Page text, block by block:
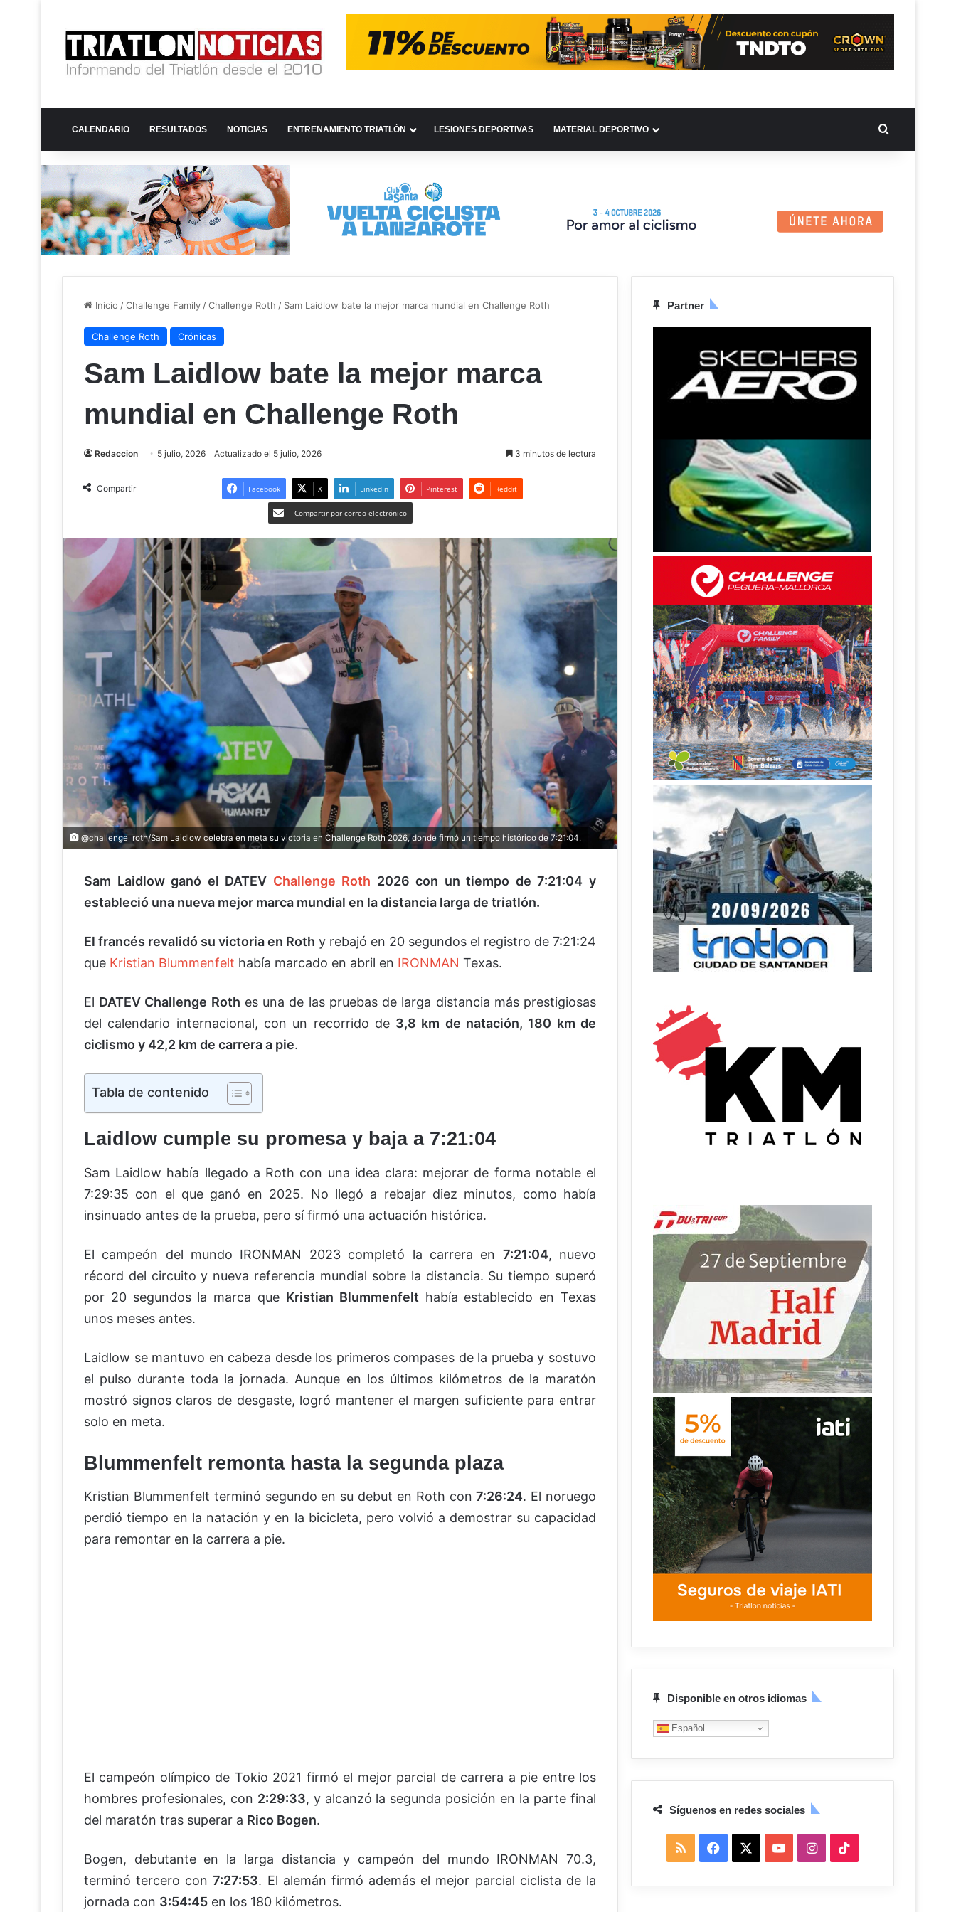
CALENDARIO RESULTADOS NOTICIAS ENTRENAMIENTO TRIATLÓN LESIONES DEPORTIVAS MATERIAL DEPORTIVO BUSCAR
Inicio /Challenge Family /Challenge Roth / Sam Laidlow bate la mejor marca mundial en Challenge Roth
Challenge Roth Crónicas
Sam Laidlow bate la mejor marca
mundial en Challenge Roth
Redaccion 5 julio, 2026 Actualizado el 5 julio, 2026 3 minutos de lectura
Compartir Facebook X LinkedIn Pinterest Reddit
Compartir por correo electrónico
@challenge_roth/Sam Laidlow celebra en meta su victoria en Challenge Roth 2026, donde firmó un tiempo histórico de 7:21:04.
Sam Laidlow ganó el DATEV Challenge Roth 2026 con un tiempo de 7:21:04 y
estableció una nueva mejor marca mundial en la distancia larga de triatlón.
El francés revalidó su victoria en Roth y rebajó en 20 segundos el registro de 7:21:24
que Kristian Blummenfelt había marcado en abril en IRONMAN Texas.
El DATEV Challenge Roth es una de las pruebas de larga distancia más prestigiosas
del calendario internacional, con un recorrido de 3,8 km de natación, 180 km de
ciclismo y 42,2 km de carrera a pie.
Tabla de contenido
Laidlow cumple su promesa y baja a 7:21:04
Sam Laidlow había llegado a Roth con una idea clara: mejorar de forma notable el
7:29:35 con el que ganó en 2025. No llegó a rebajar diez minutos, como había
insinuado antes de la prueba, pero sí firmó una actuación histórica.
El campeón del mundo IRONMAN 2023 completó la carrera en 7:21:04, nuevo
récord del circuito y nueva referencia mundial sobre la distancia. Su tiempo superó
por 20 segundos la marca que Kristian Blummenfelt había establecido en Texas
unos meses antes.
Laidlow se mantuvo en cabeza desde los primeros compases de la prueba y sostuvo
el pulso durante toda la jornada. Aunque en los últimos kilómetros de la maratón
mostró signos claros de desgaste, logró mantener el margen suficiente para entrar
solo en meta.
Blummenfelt remonta hasta la segunda plaza
Kristian Blummenfelt terminó segundo en su debut en Roth con7:26:24. El noruego
perdió tiempo en la natación y en la bicicleta, pero volvió a demostrar su capacidad
para remontar en la carrera a pie.
El campeón olímpico de Tokio 2021 firmó el mejor parcial de carrera a pie entre los
hombres profesionales, con 2:29:33, y alcanzó la segunda posición en la parte final
del maratón tras superar a Rico Bogen.
Bogen, debutante en la larga distancia y campeón del mundo IRONMAN 70.3,
terminó tercero con7:27:53. El alemán firmó además el mejor parcial ciclista de la
jornada con 3:54:45 en los 180 kilómetros.
Partner
Disponible en otros idiomas
Español
Síguenos en redes sociales
I